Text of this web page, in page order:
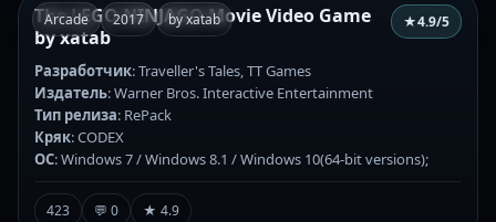
Arcade 2017 by xatab
The LEGO NINJAGO Movie Video Game
by xatab
★4.9/5
Разработчик: Traveller's Tales, TT Games
Издатель: Warner Bros. Interactive Entertainment
Тип релиза: RePack
Кряк: CODEX
ОС: Windows 7 / Windows 8.1 / Windows 10(64-bit versions);
423 💬 0 ★ 4.9